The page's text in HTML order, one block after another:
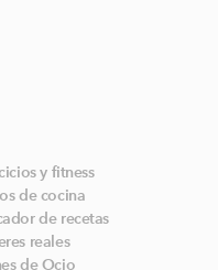
y fitness
de cocina
de recetas
reales
de Ocio